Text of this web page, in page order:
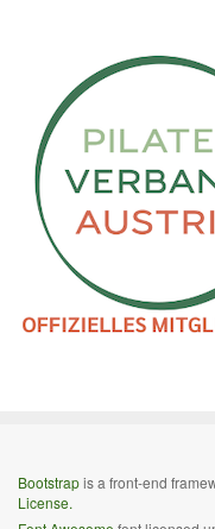
Bootstrapis a front-end
License.